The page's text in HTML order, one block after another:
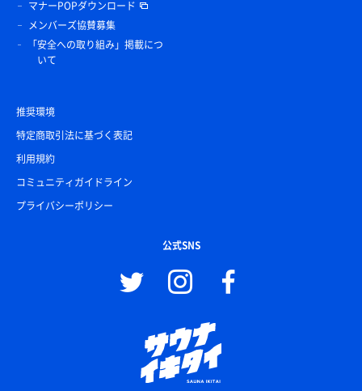
マナーPOPダウンロード
メンバーズ協賛募集
「安全への取り組み」掲載につ
いて
推奨環境
特定商取引法に基づく表記
利用規約
コミュニティガイドライン
プライバシーポリシー
公式SNS